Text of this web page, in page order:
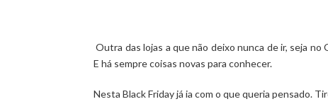
Outra das lojas a que não deixo nunca de ir, seja
E há sempre coisas novas para conhecer.
Nesta Black Friday já ia com o que queria pensado.